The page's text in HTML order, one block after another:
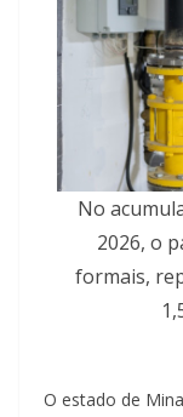
No
2026, o
formais,
O estado de